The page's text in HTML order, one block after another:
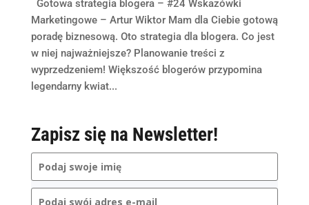
Gotowa strategia blogera – #24 Wskazówki
Marketingowe – Artur Wiktor Mam dla Ciebie gotową
poradę biznesową. Oto strategia dla blogera. Co jest
w niej najważniejsze? Planowanie treści z
wyprzedzeniem! Większość blogerów przypomina
legendarny kwiat...
Zapisz się na Newsletter!